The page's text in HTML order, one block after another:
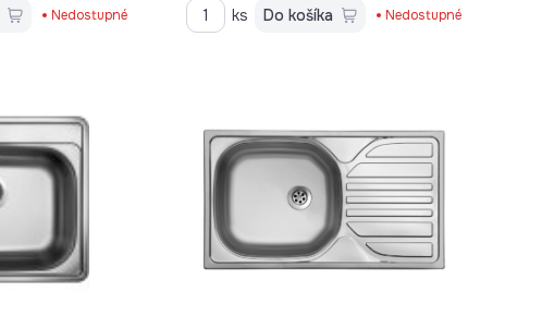
Nedostupné ks Do košíka Nedostupné